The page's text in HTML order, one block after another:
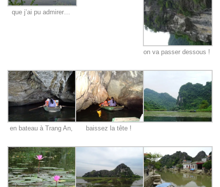
que j’ai pu admirer…
on va passer dessous !
en bateau à Trang An, baissez la tête !